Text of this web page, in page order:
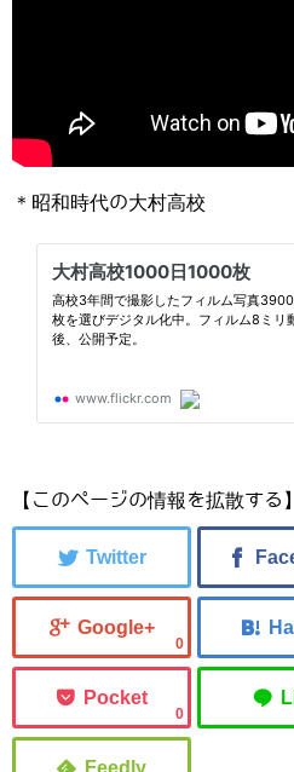
＊昭和時代の大村高校
【このページの情報を拡散する】
0
0